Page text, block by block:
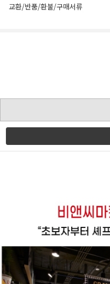
교환/반품/환불/구매서류